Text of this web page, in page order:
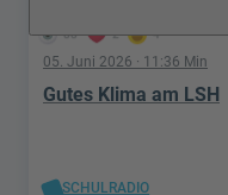
88 2 4
05. Juni 2026 · 11:36 Min
Gutes Klima am LSH
SCHULRADIO